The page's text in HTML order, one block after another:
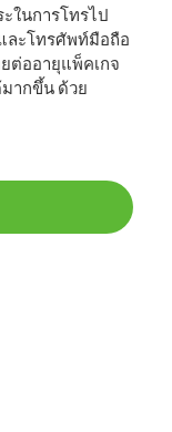
ในการโทรไป
ละโทรศัพท์มือถือ
ต่ออายุแพ็คเกจ
ากขึ้น ด้วย